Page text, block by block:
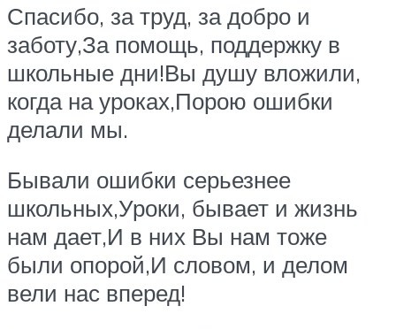
Спасибо, за труд, за добро и
заботу,За помощь, поддержку в
школьные дни!Вы душу вложили,
когда на уроках,Порою ошибки
делали мы.
Бывали ошибки серьезнее
школьных,Уроки, бывает и жизнь
нам дает,И в них Вы нам тоже
были опорой,И словом, и делом
вели нас вперед!